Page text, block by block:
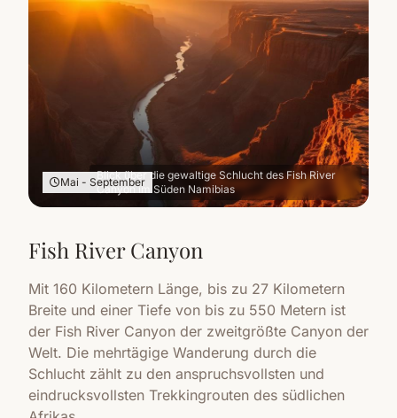
Blick über die gewaltige Schlucht des Fish River
Canyon im Süden Namibias
Mai - September
Fish River Canyon
Mit 160 Kilometern Länge, bis zu 27 Kilometern
Breite und einer Tiefe von bis zu 550 Metern ist
der Fish River Canyon der zweitgrößte Canyon der
Welt. Die mehrtägige Wanderung durch die
Schlucht zählt zu den anspruchsvollsten und
eindrucksvollsten Trekkingrouten des südlichen